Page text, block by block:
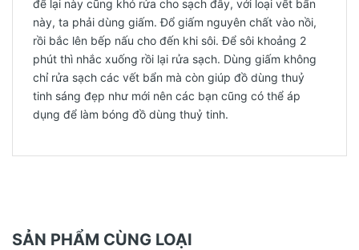
để lại này cũng khó rửa cho sạch đây, với loại vết bẩn
này, ta phải dùng giấm. Đổ giấm nguyên chất vào nồi,
rồi bắc lên bếp nấu cho đến khi sôi. Để sôi khoảng 2
phút thì nhắc xuống rồi lại rửa sạch. Dùng giấm không
chỉ rửa sạch các vết bẩn mà còn giúp đồ dùng thuỷ
tinh sáng đẹp như mới nên các bạn cũng có thể áp
dụng để làm bóng đồ dùng thuỷ tinh.
SẢN PHẨM CÙNG LOẠI